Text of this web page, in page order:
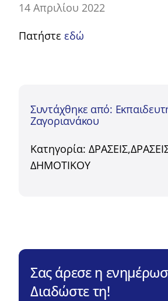
14 Απριλίου 2022
Πατήστε εδώ
Συντάχθηκε από:
Ζαγοριανάκου
Κατηγορία: ΔΡΑΣΕΙΣ,
ΔΗΜΟΤΙΚΟΥ
Σας άρεσε η
Διαδώστε τη!